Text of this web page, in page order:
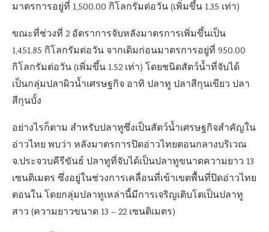
มาตรการอยู่ที่ 1,500.00 กิโลกรัมต่อวัน (เพิ่มขึ้น 1.35 เท่า)
ขณะที่ช่วงที่ 2 อัตราการจับหลังมาตรการเพิ่มขึ้นเป็น
1,451.85 กิโลกรัมต่อวัน จากเดิมก่อนมาตรการอยู่ที่ 950.00
กิโลกรัมต่อวัน (เพิ่มขึ้น 1.52 เท่า) โดยชนิดสัตว์น้ำที่จับได้
เป็นกลุ่มปลาผิวน้ำเศรษฐกิจ อาทิ ปลาทู ปลาสีกุนเขียว ปลา
สีกุนบั้ง
อย่างไรก็ตาม สำหรับปลาทูซึ่งเป็นสัตว์น้ำเศรษฐกิจสำคัญใน
อ่าวไทย พบว่า หลังมาตรการปิดอ่าวไทยตอนกลางบริเวณ
จ.ประจวบคีรีขันธ์ ปลาทูที่จับได้เป็นปลาทูขนาดความยาว 13
เซนติเมตร ซึ่งอยู่ในช่วงการเคลื่อนที่เข้าเขตพื้นที่ปิดอ่าวไทย
ตอนใน โดยกลุ่มปลาทูเหล่านี้มีการเจริญเติบโตเป็นปลาทู
สาว (ความยาวขนาด 13 – 22 เซนติเมตร)